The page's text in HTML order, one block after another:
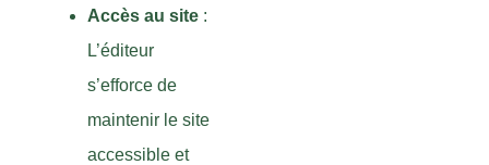
Accès au site :
L’éditeur
s’efforce de
maintenir le site
accessible et